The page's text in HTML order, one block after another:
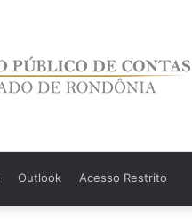
Outlook Acesso Restrito